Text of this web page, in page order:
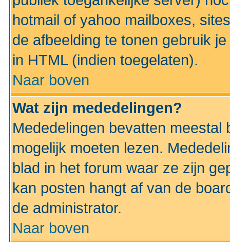
hotmail of yahoo mailboxes,
de afbeelding te tonen gebruik
in HTML (indien toegelaten).
Naar boven
Wat zijn mededelingen?
Mededelingen bevatten
mogelijk moeten lezen.
blad in het forum waar ze zijn
kan posten hangt af van de
de administrator.
Naar boven